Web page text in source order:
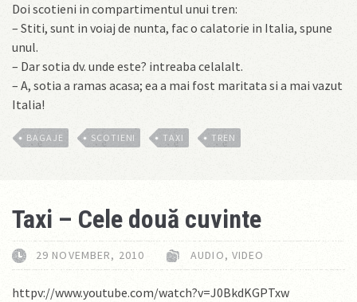
Doi scotieni in compartimentul unui tren:
– Stiti, sunt in voiaj de nunta, fac o calatorie in Italia, spune
unul.
– Dar sotia dv. unde este? intreaba celalalt.
– A, sotia a ramas acasa; ea a mai fost maritata si a mai vazut
Italia!
BAGAJE SCOTIENI TAXI TREN
Taxi – Cele două cuvinte
29 NOVEMBER, 2010 AUDIO, VIDEO
httpv://www.youtube.com/watch?v=J0BkdKGPTxw